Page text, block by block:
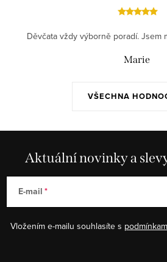
VŠECHNA
Děvčata vždy výborně poradí. Jsem
Marie
Aktuální novinky a
E-mail
Vložením e-mailu souhlasíte s